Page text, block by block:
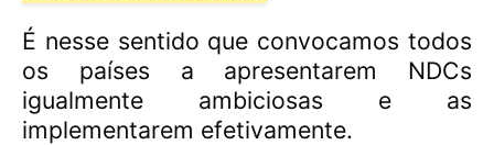
É nesse sentido que convocamos todos
os países a apresentarem NDCs
igualmente ambiciosas e as
implementarem efetivamente.